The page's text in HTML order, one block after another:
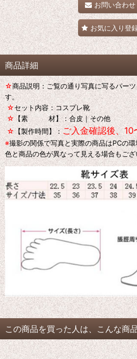
お問い合わせ
お気に入り登
商品詳細
☆商品説明：ご覧の通り写真に写るパー
す。
☆セット内容：コスプレ靴
☆【素 材】：合皮｜その他
☆【製作時間】：ご入金確認後、10
※撮影の関係で写真と実際の商品はPCの
色と商品の色が異なって見える場合もご
この商品を買った人は、こんな商